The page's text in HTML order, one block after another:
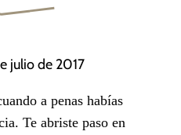
julio de 2017
a penas habías
Te abriste paso en